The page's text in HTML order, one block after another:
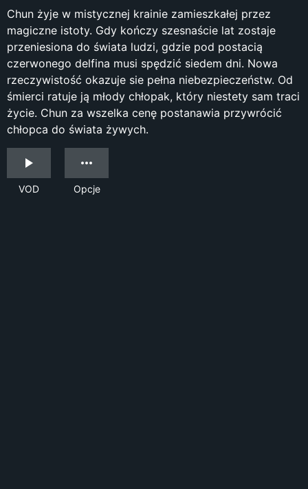
Chun żyje w mistycznej krainie zamieszkałej przez
magiczne istoty. Gdy kończy szesnaście lat zostaje
przeniesiona do świata ludzi, gdzie pod postacią
czerwonego delfina musi spędzić siedem dni. Nowa
rzeczywistość okazuje sie pełna niebezpieczeństw. Od
śmierci ratuje ją młody chłopak, który niestety sam traci
życie. Chun za wszelka cenę postanawia przywrócić
chłopca do świata żywych.
VOD Opcje